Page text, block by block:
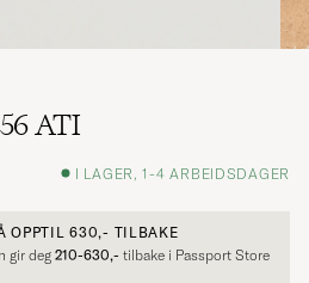
ATI
I LAGER, 1-4 ARBEIDSDAGER
OPPTIL630,- TILBAKE
gir deg 210-630,- tilbake i Passport Store